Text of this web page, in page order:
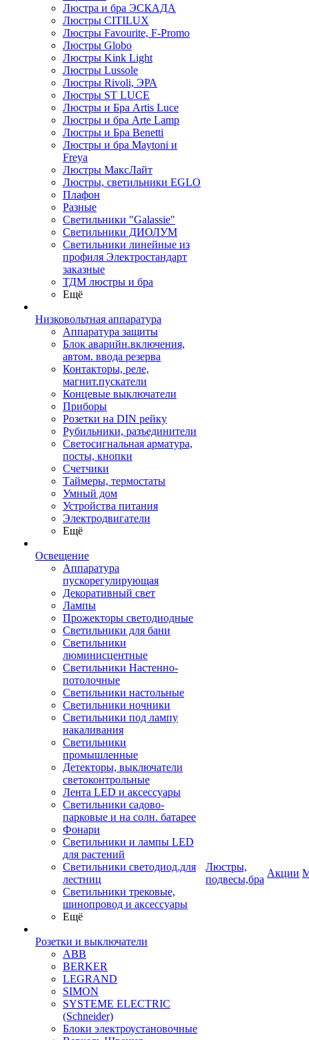
Люстра и бра ЭСКАДА
Люстры CITILUX
Люстры Favourite, F-Promo
Люстры Globo
Люстры Kink Light
Люстры Lussole
Люстры Rivoli, ЭРА
Люстры ST LUCE
Люстры и Бра Artis Luce
Люстры и бра Arte Lamp
Люстры и Бра Benetti
Люстры и бра Maytoni и
Freya
Люстры МаксЛайт
Люстры, светильники EGLO
Плафон
Разные
Светильники "Galassie"
Светильники ДИОЛУМ
Светильники линейные из
профиля Электростандарт
заказные
ТДМ люстры и бра
Ещё
Низковольтная аппаратура
Аппаратура защиты
Блок аварийн.включения,
автом. ввода резерва
Контакторы, реле,
магнит.пускатели
Концевые выключатели
Приборы
Розетки на DIN рейку
Рубильники, разъединители
Светосигнальная арматура,
посты, кнопки
Счетчики
Таймеры, термостаты
Умный дом
Устройства питания
Электродвигатели
Ещё
Освещение
Аппаратура
пускорегулирующая
Декоративный свет
Лампы
Прожекторы светодиодные
Светильники для бани
Светильники
люминисцентные
Светильники Настенно-
потолочные
Светильники настольные
Светильники ночники
Светильники под лампу
накаливания
Светильники
промышленные
Детекторы, выключатели
светоконтрольные
Лента LED и аксессуары
Светильники садово-
парковые и на солн. батарее
Фонари
Светильники и лампы LED
для растений
Светильники светодиод.для
лестниц
Светильники трековые,
шинопровод и аксессуары
Ещё
Розетки и выключатели
ABB
BERKER
LEGRAND
SIMON
SYSTEME ELECTRIC
(Schneider)
Блоки электроустановочные
Люстры,
подвесы,бра
Акции